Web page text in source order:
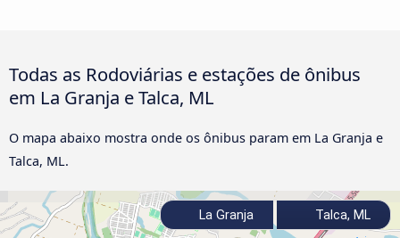
Todas as Rodoviárias e estações de ônibus
em La Granja e Talca, ML
O mapa abaixo mostra onde os ônibus param em La Granja e
Talca, ML.
La Granja Talca, ML